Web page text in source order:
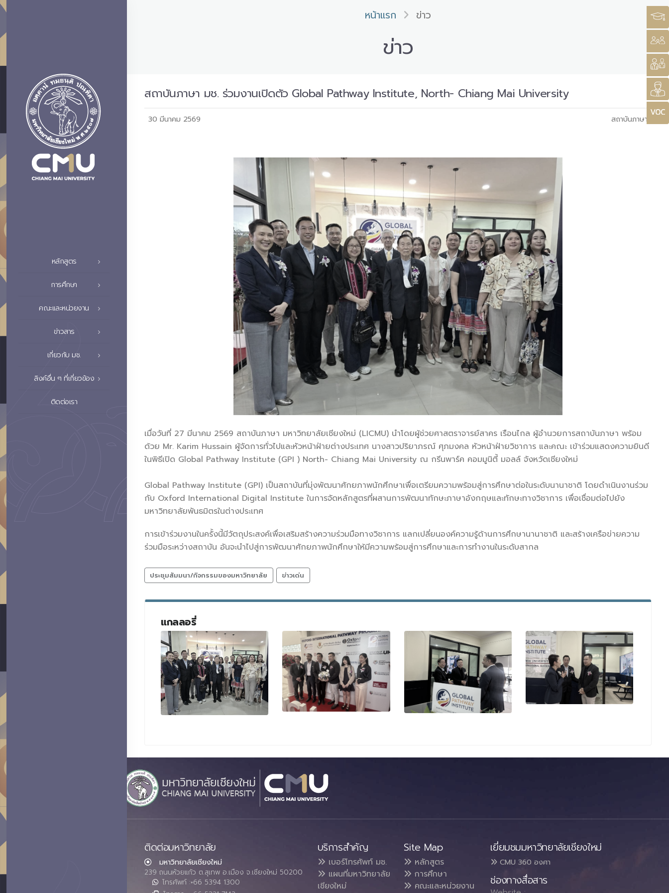
หลักสูตร
การศึกษา
คณะและหน่วยงาน
ข่าวสาร
เกี่ยวกับ มช.
ลิงค์อื่น ๆ ที่เกี่ยวข้อง
ติดต่อเรา
หน้าแรก ข่าว
ข่าว
สถาบันภาษา มช. ร่วมงานเปิดตัว Global Pathway Institute, North- Chiang Mai University
30 มีนาคม 2569 สถาบันภาษา
เมื่อวันที่ 27 มีนาคม 2569 สถาบันภาษา มหาวิทยาลัยเชียงใหม่ (LICMU) นำโดยผู้ช่วยศาสตราจารย์สาคร เรือนไกล ผู้อำนวยการสถาบันภาษา พร้อม
ด้วย Mr. Karim Hussain ผู้จัดการทั่วไปและหัวหน้าฝ่ายต่างประเทศ นางสาวปริยาภรณ์ ศุภมงคล หัวหน้าฝ่ายวิชาการ และคณะ เข้าร่วมแสดงความยินดี
ในพิธีเปิด Global Pathway Institute (GPI ) North- Chiang Mai University ณ กรีนพาร์ค คอมมูนิตี้ มอลล์ จังหวัดเชียงใหม่
Global Pathway Institute (GPI) เป็นสถาบันที่มุ่งพัฒนาศักยภาพนักศึกษาเพื่อเตรียมความพร้อมสู่การศึกษาต่อในระดับนานาชาติ โดยดำเนินงานร่วม
กับ Oxford International Digital Institute ในการจัดหลักสูตรที่ผสานการพัฒนาทักษะภาษาอังกฤษและทักษะทางวิชาการ เพื่อเชื่อมต่อไปยัง
มหาวิทยาลัยพันธมิตรในต่างประเทศ
การเข้าร่วมงานในครั้งนี้มีวัตถุประสงค์เพื่อเสริมสร้างความร่วมมือทางวิชาการ แลกเปลี่ยนองค์ความรู้ด้านการศึกษานานาชาติ และสร้างเครือข่ายความ
ร่วมมือระหว่างสถาบัน อันจะนำไปสู่การพัฒนาศักยภาพนักศึกษาให้มีความพร้อมสู่การศึกษาและการทำงานในระดับสากล
ประชุมสัมมนา/กิจกรรมของมหาวิทยาลัย ข่าวเด่น
แกลลอรี่
ติดต่อมหาวิทยาลัย
มหาวิทยาลัยเชียงใหม่
239 ถนนห้วยแก้ว ต.สุเทพ อ.เมือง จ.เชียงใหม่ 50200
โทรศัพท์ :+66 5394 1300
บริการสำคัญ
เบอร์โทรศัพท์ มช.
แผนที่มหาวิทยาลัย
เชียงใหม่
Site Map
หลักสูตร
การศึกษา
คณะและหน่วยงาน
เยี่ยมชมมหาวิทยาลัยเชียงใหม่
CMU 360 องศา
ช่องทางสื่อสาร